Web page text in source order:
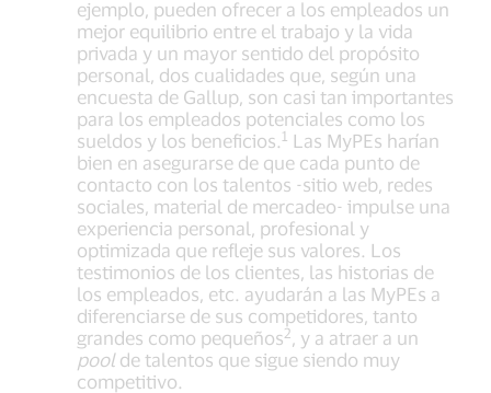
ejemplo, pueden ofrecer a los empleados un
mejor equilibrio entre el trabajo y la vida
privada y un mayor sentido del propósito
personal, dos cualidades que, según una
encuesta de Gallup, son casi tan importantes
para los empleados potenciales como los
sueldos y los beneficios. 1 Las MyPEs harían
bien en asegurarse de que cada punto de
contacto con los talentos -sitio web, redes
sociales, material de mercadeo- impulse una
experiencia personal, profesional y
optimizada que refleje sus valores. Los
testimonios de los clientes, las historias de
los empleados, etc. ayudarán a las MyPEs a
diferenciarse de sus competidores, tanto
grandes como pequeños2 , y a atraer a un
poolde talentos que sigue siendo muy
competitivo.